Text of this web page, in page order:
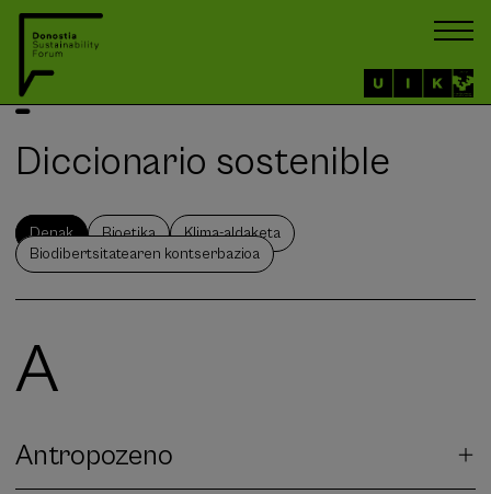
Diccionario sostenible
Denak Bioetika
Klima-aldaketa
Biodibertsitatearen kontserbazioa
A
Antropozeno